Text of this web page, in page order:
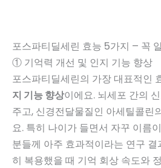
포스파티딜세린 효능 5가지 – 꼭
① 기억력 개선 및 인지 기능 향상
포스파티딜세린의 가장 대표적인
지 기능 향상이에요. 뇌세포 간의
주고, 신경전달물질인 아세틸콜린
요. 특히 나이가 들면서 자꾸 이름
분들께 아주 효과적이라는 연구
히 복용했을 때 기억 회상 속도와